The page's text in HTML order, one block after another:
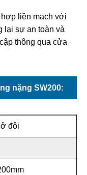
liền mạch với
lại sự an toàn và
thông qua cửa
nặng SW200:
đôi